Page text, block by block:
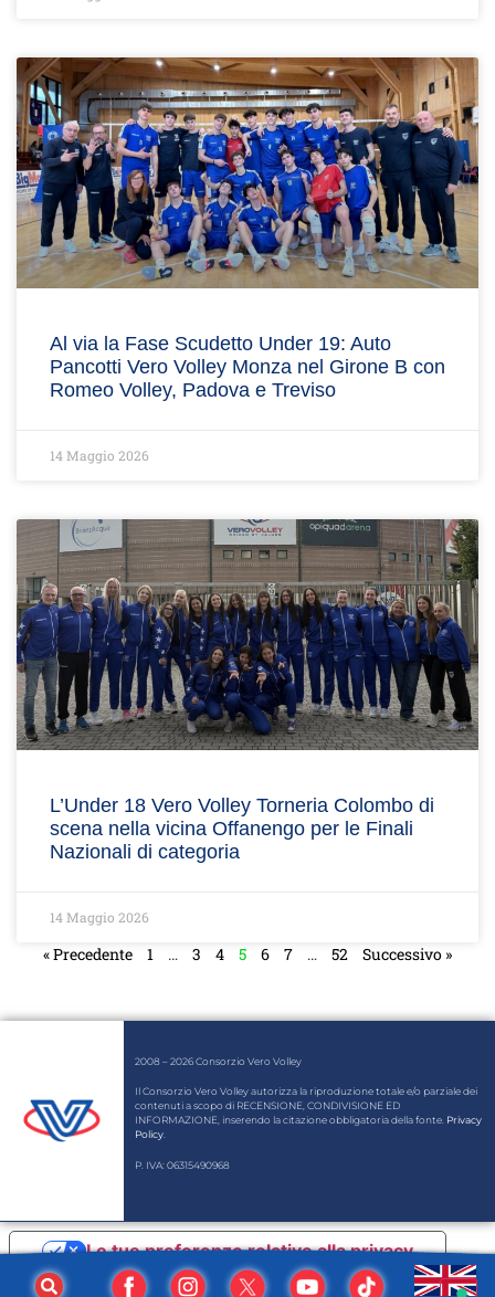
Al via la Fase Scudetto Under 19: Auto
Pancotti Vero Volley Monza nel Girone B con
Romeo Volley, Padova e Treviso
14 Maggio 2026
L’Under 18 Vero Volley Torneria Colombo di
scena nella vicina Offanengo per le Finali
Nazionali di categoria
14 Maggio 2026
« Precedente 1 … 3 4 5 6 7 … 52 Successivo »
2008 – 2026 Consorzio Vero Volley
Il Consorzio Vero Volley autorizza la riproduzione totale e/o parziale dei
contenuti a scopo di RECENSIONE, CONDIVISIONE ED
INFORMAZIONE, inserendo la citazione obbligatoria della fonte. Privacy
Policy.
P. IVA: 06315490968
Informativa sulla raccolta
Le tue preferenze relative alla privacy